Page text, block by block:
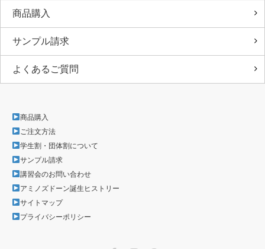
商品購入
サンプル請求
よくあるご質問
商品購入
ご注文方法
学生割・団体割について
サンプル請求
講習会のお問い合わせ
アミノズドーン誕生ヒストリー
サイトマップ
プライバシーポリシー